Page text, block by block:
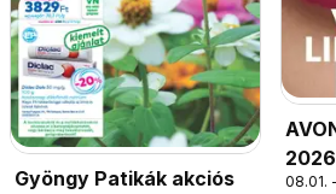
Gyöngy Patikák akciós
08.01.